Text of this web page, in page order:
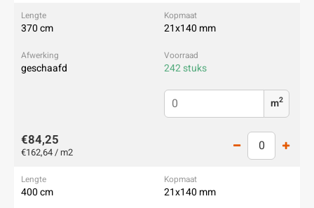
370 cm 21x140 mm
geschaafd 242 stuks
m2
€84,25
€162,64 / m2
400 cm 21x140 mm